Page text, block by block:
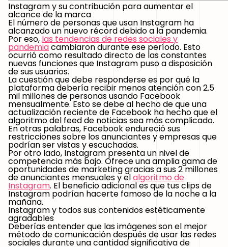
Instagram y su contribución para aumentar el
alcance de la marca
El número de personas que usan Instagram ha
alcanzado un nuevo récord debido a la pandemia.
Por eso, las tendencias de redes sociales y
pandemiacambiaron durante ese período. Esto
ocurrió como resultado directo de las constantes
nuevas funciones que Instagram puso a disposición
de sus usuarios.
La cuestión que debe responderse es por qué la
plataforma debería recibir menos atención con 2.5
mil millones de personas usando Facebook
mensualmente. Esto se debe al hecho de que una
actualización reciente de Facebook ha hecho que el
algoritmo del feed de noticias sea más complicado.
En otras palabras, Facebook endureció sus
restricciones sobre los anunciantes y empresas que
podrían ser vistas y escuchadas.
Por otro lado, Instagram presenta un nivel de
competencia más bajo. Ofrece una amplia gama de
oportunidades de marketing gracias a sus 2 millones
de anunciantes mensuales y elalgoritmo de
Instagram. El beneficio adicional es que tus clips de
Instagram podrían hacerte famoso de la noche a la
mañana.
Instagram y todos sus contenidos estéticamente
agradables
Deberías entender que las imágenes son el mejor
método de comunicación después de usar las redes
sociales durante una cantidad significativa de